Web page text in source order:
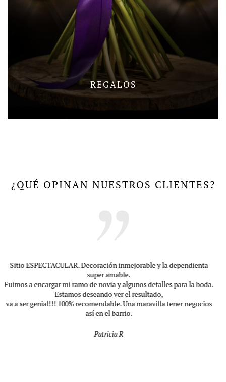
REGALOS
¿QUÉ OPINAN NUESTROS CLIENTES?
Excelente servicio. Excelente producto. Artur fue más allá de sus
obligaciones para que
mi hija recibiera su regalo comprado desde Estados Unidos. Muy
recomendado. Gracias Artur!
John Spir